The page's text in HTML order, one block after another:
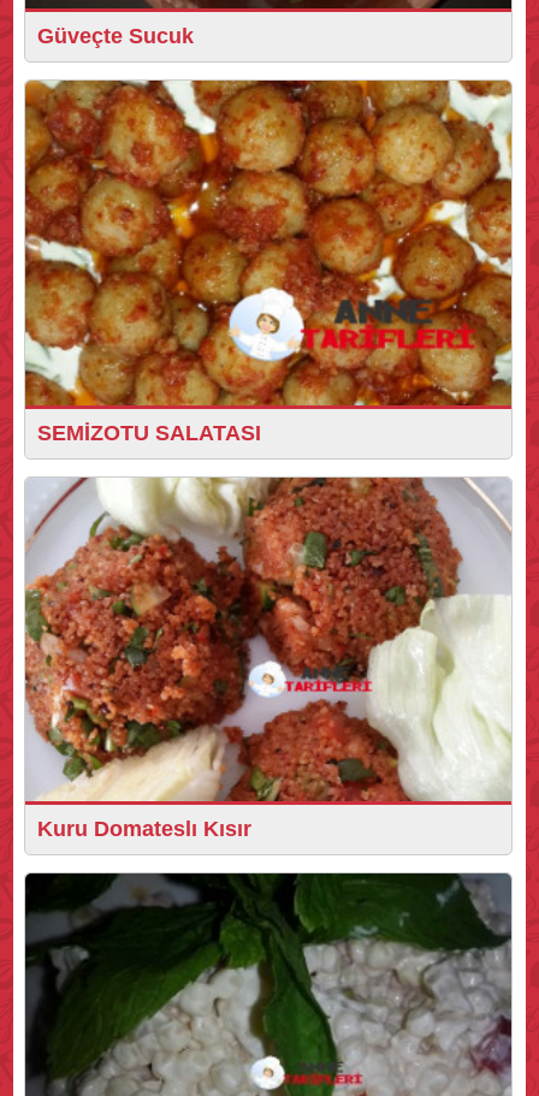
Güveçte Sucuk
SEMİZOTU SALATASI
Kuru Domateslı Kısır